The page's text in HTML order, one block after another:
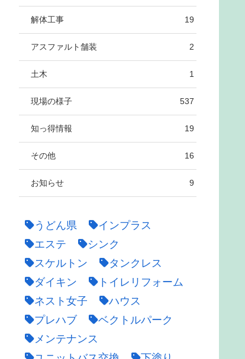
解体工事 19
アスファルト舗装 2
土木 1
現場の様子 537
知っ得情報 19
その他 16
お知らせ 9
うどん県
インプラス
エステ
シンク
スケルトン
タンクレス
ダイキン
トイレリフォーム
ネスト女子
ハウス
プレハブ
ベクトルパーク
メンテナンス